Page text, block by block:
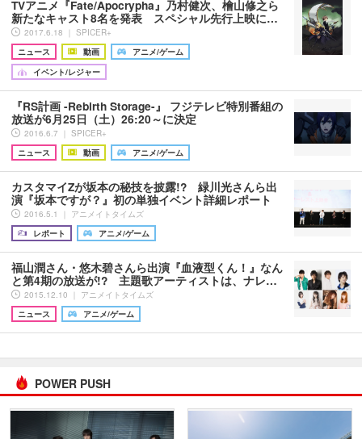
TVアニメ『Fate/Apocrypha』乃村健次、檜山修之ら
新たなキャスト8名を発表 スペシャル先行上映に…
2017.6.18 ｜ SPICER+
ニュース
動画
アニメ/ゲーム
イベント/レジャー
『RS計画 -Rebirth Storage-』 フジテレビ特別番組の
放送が6月25日（土）26:20～に決定
2016.6.7 ｜ SPICER+
ニュース
動画 アニメ/ゲーム
カスタマイZが坂本の秘技を披露!? 緑川光さんら出
演『坂本ですが？』初の単独イベント詳細レポート
2016.5.1 ｜ アニメイトタイムズ
レポート
アニメ/ゲーム
福山潤さん・悠木碧さんら出演『血液型くん！』なん
と第4期の放送が!? 主題歌アーティストは、ナレ…
2015.12.10 ｜ アニメイトタイムズ
ニュース
アニメ/ゲーム
POWER PUSH